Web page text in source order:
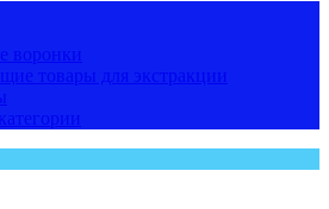
воронки
товары для экстракции